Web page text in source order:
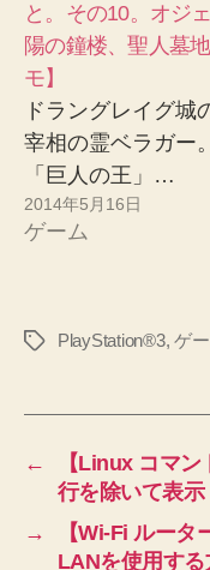
と。その10。オジ
陽の鐘楼、聖人墓
モ】
ドラングレイグ城
宰相の霊ベラガー
「巨人の王」…
2014年5月16日
ゲーム
タ
PlayStation®3,ゲ
←
【Linux コマ
行を除いて表示
→
【Wi-Fi ルー
LANを使用す